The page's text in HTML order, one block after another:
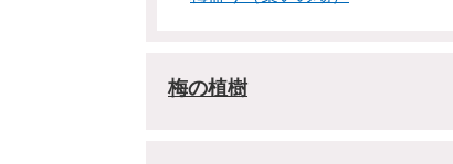
梅の植樹